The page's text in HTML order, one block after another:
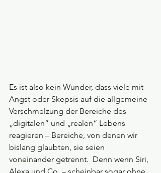
Es ist also kein Wunder, dass viele mit
Angst oder Skepsis auf die allgemeine
Verschmelzung der Bereiche des
„digitalen” und „realen“ Lebens
reagieren ­– Bereiche, von denen wir
bislang glaubten, sie seien
voneinander getrennt.  Denn wenn Siri,